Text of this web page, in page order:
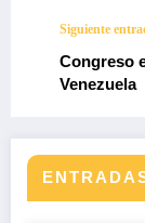
Siguiente
Congreso
Venezuela